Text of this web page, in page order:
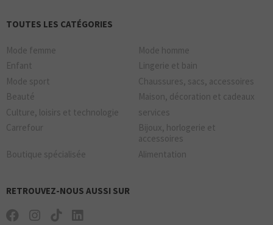
TOUTES LES CATÉGORIES
Mode femme
Mode homme
Enfant
Lingerie et bain
Mode sport
Chaussures, sacs, accessoires
Beauté
Maison, décoration et cadeaux
Culture, loisirs et technologie
services
Carrefour
Bijoux, horlogerie et
accessoires
Boutique spécialisée
Alimentation
RETROUVEZ-NOUS AUSSI SUR